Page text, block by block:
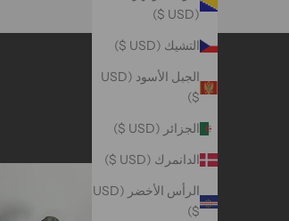
(USD $)
التشيك (USD $)
الجبل الأسود (USD
$)
الجزائر (USD $)
الدانمرك (USD $)
الرأس الأخضر (USD
$)